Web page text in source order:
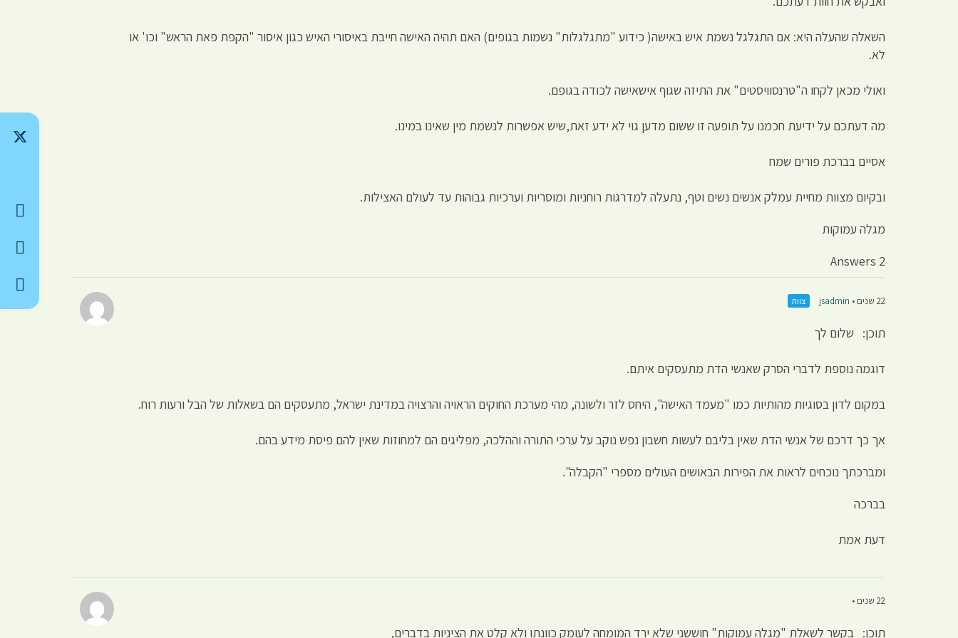
השאלה שהעלה היא: אם התגלגל נשמת איש באישה( כידוע "מתגלגלות" נשמות בגופים) האם תהיה האישה חייבת באיסורי האיש כגון איסור "הקפת פאת הראש" וכו' או
לא.
ואולי מכאן לקחו ה"טרנסוויסטים" את התיזה שגוף אישאישה לכודה בגופם.
מה דעתכם על ידיעת חכמנו על תופעה זו ששום מדען גוי לא ידע זאת,שיש אפשרות לנשמת מין שאינו במינו.
אסיים בברכת פורים שמח
ובקיום מצוות מחיית עמלק אנשים נשים וטף, נתעלה למדרגות רוחניות ומוסריות וערכיות גבוהות עד לעולם האצילות.
מגלה עמוקות
2 Answers
22 שנים • jsadmin צוות
תוכן: שלום לך
דוגמה נוספת לדברי הסרק שאנשי הדת מתעסקים איתם.
במקום לדון בסוגיות מהותיות כמו "מעמד האישה", היחס לזר ולשונה, מהי מערכת החוקים הראויה והרצויה במדינת ישראל, מתעסקים הם בשאלות של הבל ורעות רוח.
אך כך דרכם של אנשי הדת שאין בליבם לעשות חשבון נפש נוקב על ערכי התורה וההלכה, מפליגים הם למחוזות שאין להם פיסת מידע בהם.
ומברכתך נוכחים לראות את הפירות הבאושים העולים מספרי "הקבלה".
בברכה
דעת אמת
22 שנים •
תוכן: בקשר לשאלת "מגלה עמוקות" חוששני שלא ירד המומחה לעומק כוונתו ולא קלט את הציניות בדברים,